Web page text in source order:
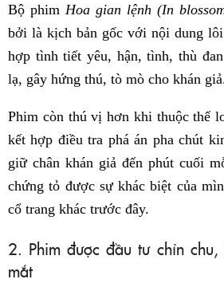
Bộ phim Hoa gian lệnh (In
bởi là kịch bản gốc với nội dung
hợp tình tiết yêu, hận, tình, thù
lạ, gây hứng thú, tò mò cho khán
Phim còn thú vị hơn khi thuộc thể
kết hợp điều tra phá án pha chút
giữ chân khán giả đến phút cuối
chứng tỏ được sự khác biệt của
cổ trang khác trước đây.
2. Phim được đầu tư chỉn
mắt